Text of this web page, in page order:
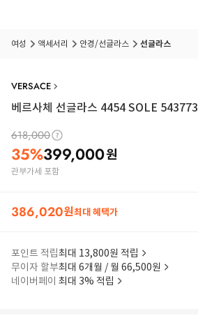
여성 액세서리 안경/선글라스 선글라스
VERSACE
베르사체 선글라스 4454 SOLE 543773
618,000
35%399,000원
관부가세 포함
386,020원최대 혜택가
포인트 적립최대 13,800원 적립
무이자 할부최대 6개월 / 월 66,500원
네이버페이 최대 3% 적립